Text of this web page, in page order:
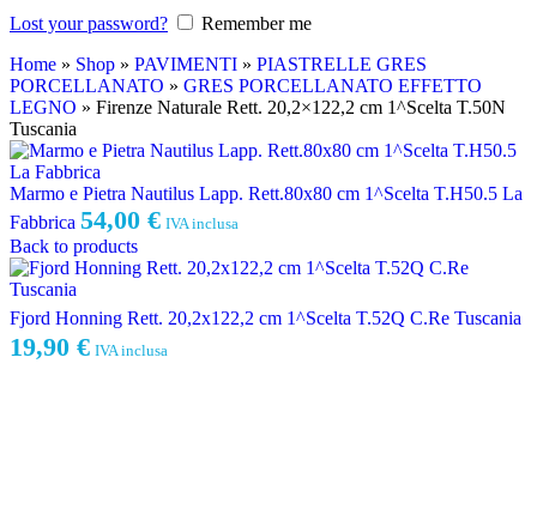
Lost your password?
Remember me
Home » Shop » PAVIMENTI » PIASTRELLE GRES
PORCELLANATO » GRES PORCELLANATO EFFETTO
LEGNO » Firenze Naturale Rett. 20,2×122,2 cm 1^Scelta T.50N
Tuscania
Marmo e Pietra Nautilus Lapp. Rett.80x80 cm 1^Scelta T.H50.5 La
Fabbrica 54,00 € IVA inclusa
Back to products
Fjord Honning Rett. 20,2x122,2 cm 1^Scelta T.52Q C.Re Tuscania
19,90 € IVA inclusa